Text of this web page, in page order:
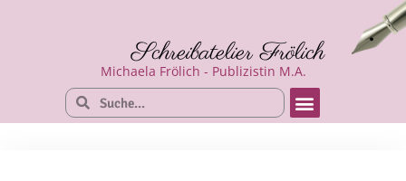
Schreibatelier Frölich
Michaela Frölich - Publizistin M.A.